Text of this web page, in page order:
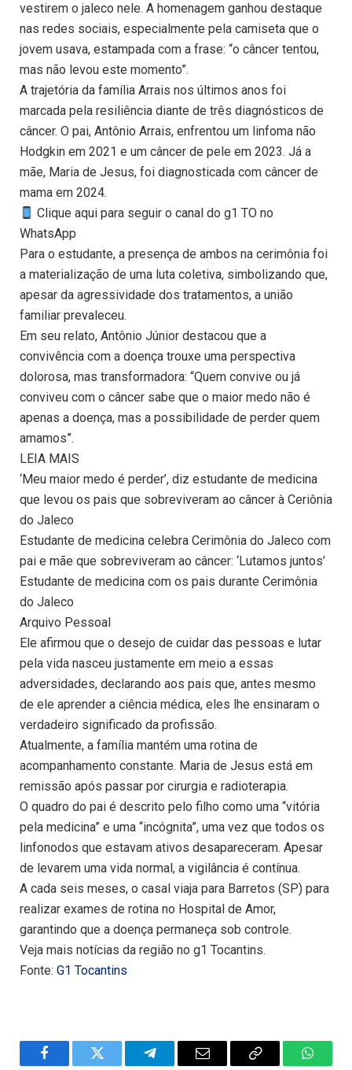
vestirem o jaleco nele. A homenagem ganhou destaque
nas redes sociais, especialmente pela camiseta que o
jovem usava, estampada com a frase: “o câncer tentou,
mas não levou este momento”.
A trajetória da família Arrais nos últimos anos foi
marcada pela resiliência diante de três diagnósticos de
câncer. O pai, Antônio Arrais, enfrentou um linfoma não
Hodgkin em 2021 e um câncer de pele em 2023. Já a
mãe, Maria de Jesus, foi diagnosticada com câncer de
mama em 2024.
Clique aqui para seguir o canal do g1 TO no
WhatsApp
Para o estudante, a presença de ambos na cerimônia foi
a materialização de uma luta coletiva, simbolizando que,
apesar da agressividade dos tratamentos, a união
familiar prevaleceu.
Em seu relato, Antônio Júnior destacou que a
convivência com a doença trouxe uma perspectiva
dolorosa, mas transformadora: “Quem convive ou já
conviveu com o câncer sabe que o maior medo não é
apenas a doença, mas a possibilidade de perder quem
amamos”.
LEIA MAIS
‘Meu maior medo é perder’, diz estudante de medicina
que levou os pais que sobreviveram ao câncer à Ceriônia
do Jaleco
Estudante de medicina celebra Cerimônia do Jaleco com
pai e mãe que sobreviveram ao câncer: ‘Lutamos juntos’
Estudante de medicina com os pais durante Cerimônia
do Jaleco
Arquivo Pessoal
Ele afirmou que o desejo de cuidar das pessoas e lutar
pela vida nasceu justamente em meio a essas
adversidades, declarando aos pais que, antes mesmo
de ele aprender a ciência médica, eles lhe ensinaram o
verdadeiro significado da profissão.
Atualmente, a família mantém uma rotina de
acompanhamento constante. Maria de Jesus está em
remissão após passar por cirurgia e radioterapia.
O quadro do pai é descrito pelo filho como uma “vitória
pela medicina” e uma “incógnita”, uma vez que todos os
linfonodos que estavam ativos desapareceram. Apesar
de levarem uma vida normal, a vigilância é contínua.
A cada seis meses, o casal viaja para Barretos (SP) para
realizar exames de rotina no Hospital de Amor,
garantindo que a doença permaneça sob controle.
Veja mais notícias da região no g1 Tocantins.
Fonte: G1 Tocantins
FacebookTwitter TelegramEmail Copy